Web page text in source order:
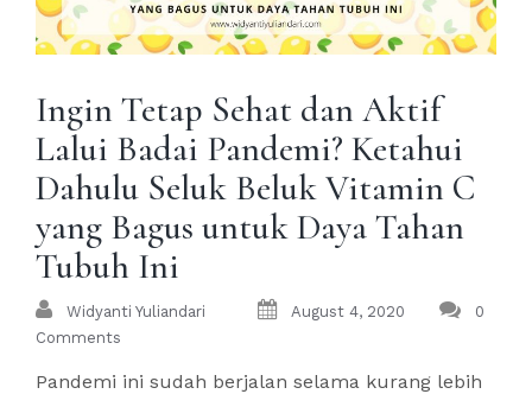
Ingin Tetap Sehat dan Aktif
Lalui Badai Pandemi? Ketahui
Dahulu Seluk Beluk Vitamin C
yang Bagus untuk Daya Tahan
Tubuh Ini
Widyanti Yuliandari August 4, 2020
0
Comments
Pandemi ini sudah berjalan selama kurang lebih